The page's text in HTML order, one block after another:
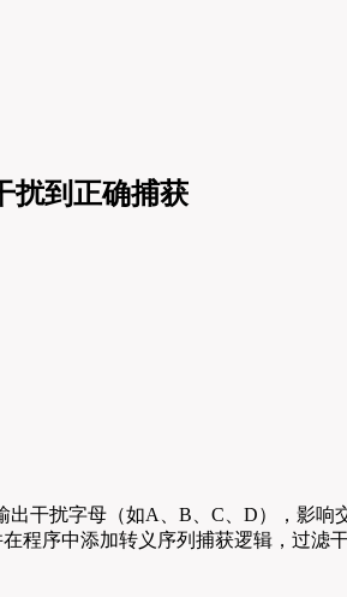
扰到正确捕获
干扰字母（如A、B、C、D），影
程序中添加转义序列捕获逻辑，过